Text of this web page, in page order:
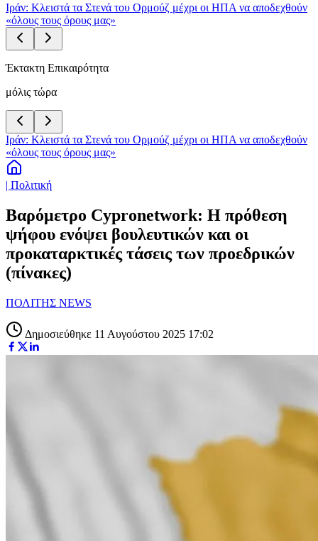
Ιράν: Κλειστά τα Στενά του Ορμούζ μέχρι οι ΗΠΑ να αποδεχθούν
«όλους τους όρους μας»
Έκτακτη Επικαιρότητα
μόλις τώρα
Ιράν: Κλειστά τα Στενά του Ορμούζ μέχρι οι ΗΠΑ να αποδεχθούν
«όλους τους όρους μας»
| Πολιτική
Βαρόμετρο Cypronetwork: Η πρόθεση
ψήφου ενόψει βουλευτικών και οι
προκαταρκτικές τάσεις των προεδρικών
(πίνακες)
ΠΟΛΙΤΗΣ NEWS
Δημοσιεύθηκε 11 Αυγούστου 2025 17:02